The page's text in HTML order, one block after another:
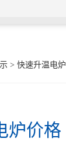
> 快速升温电炉
炉价格